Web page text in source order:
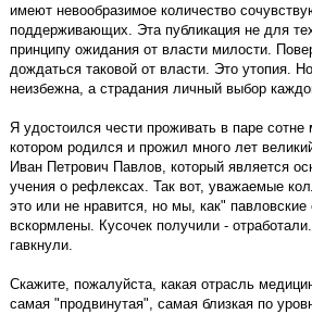
имеют невообразимое количество
поддерживающих. Эта публикация не для
принципу ожидания от власти милости.
дождаться таковой от власти. Это утопия.
неизбежна, а страдания личный выбор
Я удостоился чести проживать в паре
котором родился и прожил много лет
Иван Петрович Павлов, который является
учения о рефлексах. Так вот, уважаемые
это или не нравится, но мы, как"
вскормлены. Кусочек получили -
гавкнули.
Скажите, пожалуйста, какая отрасль
самая "продвинутая", самая близкая по